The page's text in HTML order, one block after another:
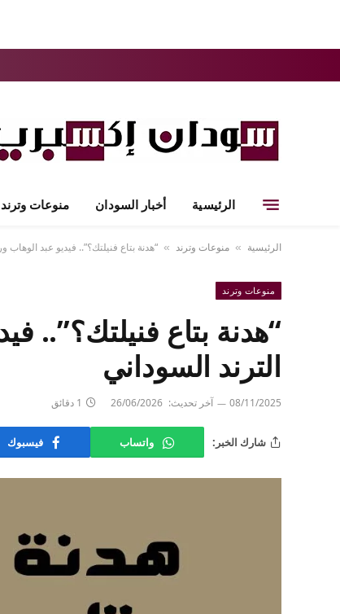
الرئيسية أخبار السودان منوعات وترند
الرئيسية » منوعات وترند » “هدنة بتاع فنيلتك؟”.. فيديو عبد الوهاب
منوعات وترند
“هدنة بتاع فنيلتك؟”..
الترند السوداني
08/11/2025 آخر تحديث: 26/06/2026 1 دقائق
شارك الخبر: واتساب فيسبوك